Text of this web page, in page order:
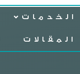
الخدمات
المقالات